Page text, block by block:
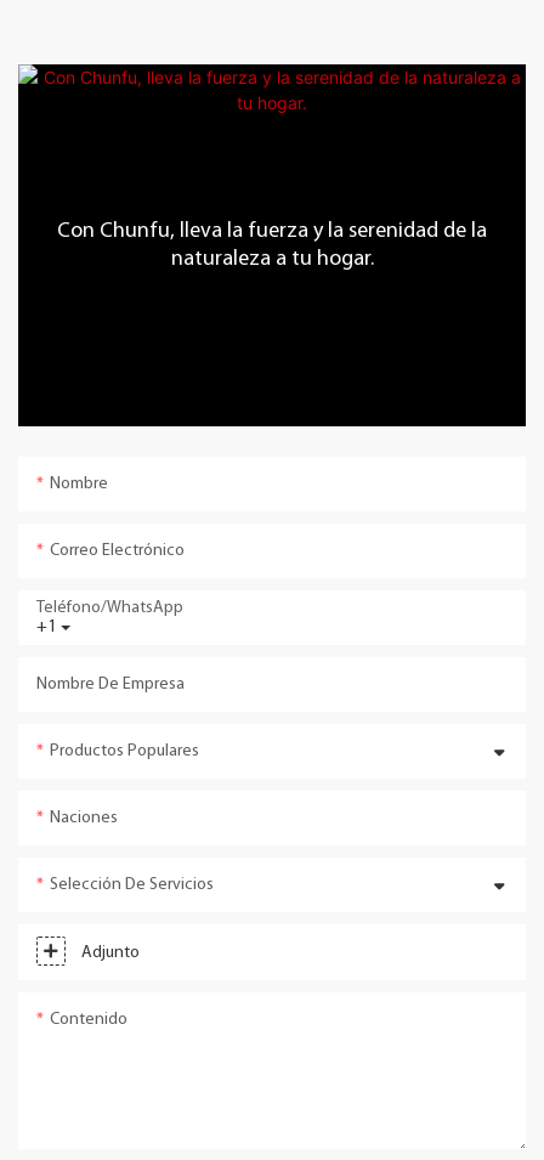
Con Chunfu, lleva la fuerza y ​​la serenidad de la
naturaleza a tu hogar.
Nombre
Correo Electrónico
+1
Teléfono/WhatsApp
Nombre De Empresa
Productos Populares
Naciones
Selección De Servicios
Adjunto
Contenido